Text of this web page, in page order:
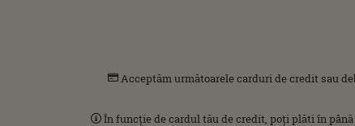
Acceptăm următoarele carduri de credit sau
În funcție de cardul tău de credit, poți plăti în